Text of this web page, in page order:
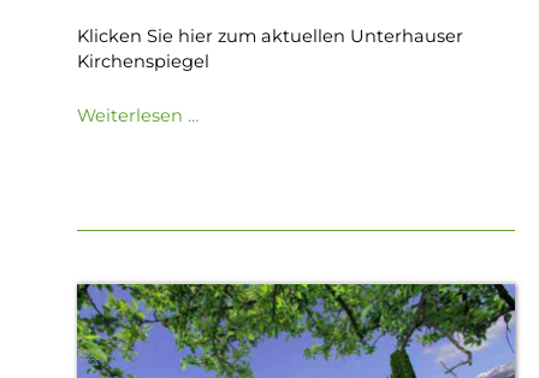
Klicken Sie hier zum aktuellen Unterhauser
Kirchenspiegel
Weiterlesen …